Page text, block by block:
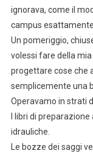
ignorava, come il
campus
Un pomeriggio,
volessi fare della
progettare cose che
semplicemente una
Operavamo in strati
I libri di
idrauliche.
Le bozze dei saggi